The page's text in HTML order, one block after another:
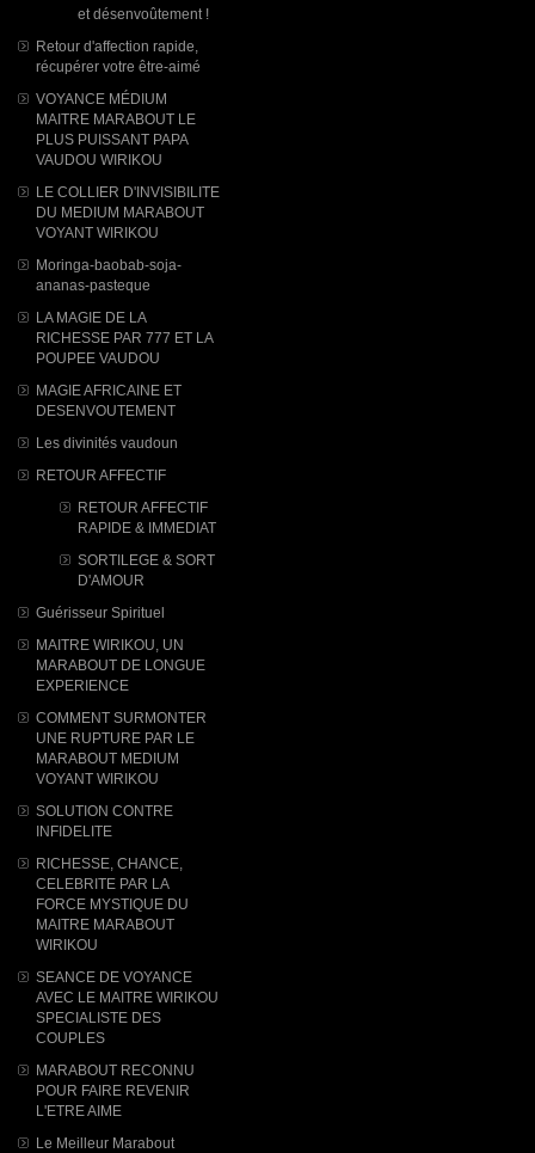
et désenvoûtement !
Retour d'affection rapide,
récupérer votre être-aimé
VOYANCE MÉDIUM
MAITRE MARABOUT LE
PLUS PUISSANT PAPA
VAUDOU WIRIKOU
LE COLLIER D'INVISIBILITE
DU MEDIUM MARABOUT
VOYANT WIRIKOU
Moringa-baobab-soja-
ananas-pasteque
LA MAGIE DE LA
RICHESSE PAR 777 ET LA
POUPEE VAUDOU
MAGIE AFRICAINE ET
DESENVOUTEMENT
Les divinités vaudoun
RETOUR AFFECTIF
RETOUR AFFECTIF
RAPIDE & IMMEDIAT
SORTILEGE & SORT
D'AMOUR
Guérisseur Spirituel
MAITRE WIRIKOU, UN
MARABOUT DE LONGUE
EXPERIENCE
COMMENT SURMONTER
UNE RUPTURE PAR LE
MARABOUT MEDIUM
VOYANT WIRIKOU
SOLUTION CONTRE
INFIDELITE
RICHESSE, CHANCE,
CELEBRITE PAR LA
FORCE MYSTIQUE DU
MAITRE MARABOUT
WIRIKOU
SEANCE DE VOYANCE
AVEC LE MAITRE WIRIKOU
SPECIALISTE DES
COUPLES
MARABOUT RECONNU
POUR FAIRE REVENIR
L'ETRE AIME
Le Meilleur Marabout